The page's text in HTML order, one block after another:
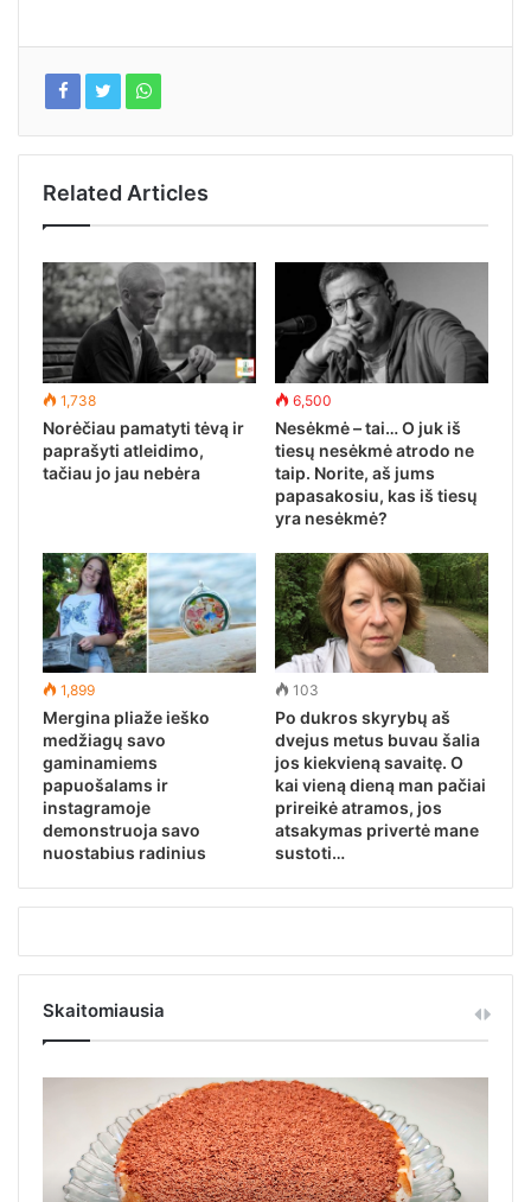
Related Articles
1,738
Norėčiau pamatyti tėvą ir
paprašyti atleidimo,
tačiau jo jau nebėra
6,500
Nesėkmė – tai… O juk iš
tiesų nesėkmė atrodo ne
taip. Norite, aš jums
papasakosiu, kas iš tiesų
yra nesėkmė?
1,899
Mergina pliaže ieško
medžiagų savo
gaminamiems
papuošalams ir
instagramoje
demonstruoja savo
nuostabius radinius
103
Po dukros skyrybų aš
dvejus metus buvau šalia
jos kiekvieną savaitę. O
kai vieną dieną man pačiai
prireikė atramos, jos
atsakymas privertė mane
sustoti…
Skaitomiausia